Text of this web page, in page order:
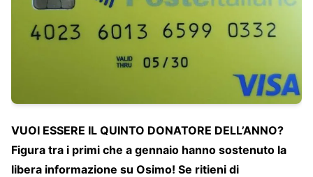
VUOI ESSERE IL QUINTO DONATORE DELL’ANNO?
Figura tra i primi che a gennaio hanno sostenuto la
libera informazione su Osimo! Se ritieni di